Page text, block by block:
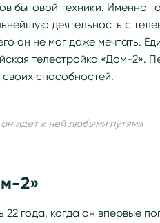
бытовой техники. Именно
деятельность с
он не мог даже мечтать.
телестройка «Дом-2».
способностей.
идет к ней любыми путями
2»
года, когда он впервые